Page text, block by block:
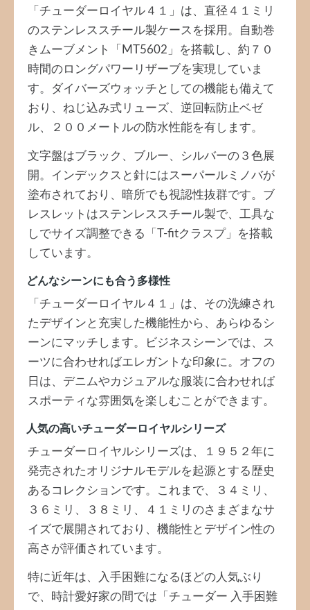
「チューダーロイヤル４１」は、直径４１ミリ
のステンレススチール製ケースを採用。自動巻
きムーブメント「MT5602」を搭載し、約７０
時間のロングパワーリザーブを実現していま
す。ダイバーズウォッチとしての機能も備えて
おり、ねじ込み式リューズ、逆回転防止ベゼ
ル、２００メートルの防水性能を有します。
文字盤はブラック、ブルー、シルバーの３色展
開。インデックスと針にはスーパールミノバが
塗布されており、暗所でも視認性抜群です。ブ
レスレットはステンレススチール製で、工具な
しでサイズ調整できる「T-fitクラスプ」を搭載
しています。
どんなシーンにも合う多様性
「チューダーロイヤル４１」は、その洗練され
たデザインと充実した機能性から、あらゆるシ
ーンにマッチします。ビジネスシーンでは、ス
ーツに合わせればエレガントな印象に。オフの
日は、デニムやカジュアルな服装に合わせれば
スポーティな雰囲気を楽しむことができます。
人気の高いチューダーロイヤルシリーズ
チューダーロイヤルシリーズは、１９５２年に
発売されたオリジナルモデルを起源とする歴史
あるコレクションです。これまで、３４ミリ、
３６ミリ、３８ミリ、４１ミリのさまざまなサ
イズで展開されており、機能性とデザイン性の
高さが評価されています。
特に近年は、入手困難になるほどの人気ぶり
で、時計愛好家の間では「チューダー 入手困難